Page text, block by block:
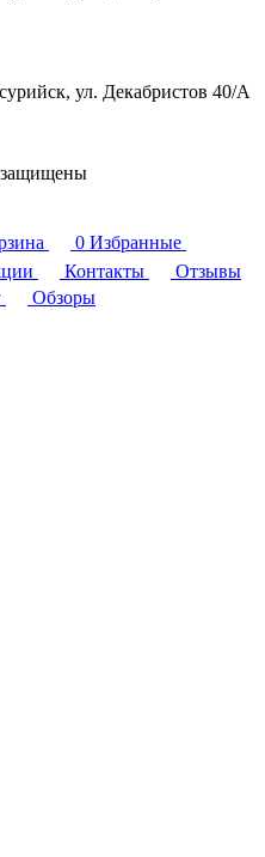
ул. Декабристов 40/А
защищены
0 Избранные
Контакты
Отзывы
Обзоры